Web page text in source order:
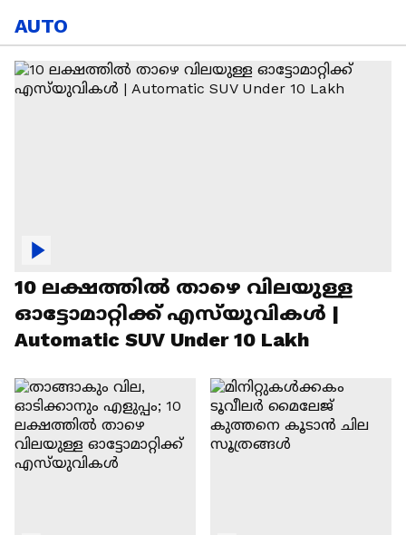
AUTO
10 ലക്ഷത്തിൽ താഴെ വിലയുള്ള
ഓട്ടോമാറ്റിക്ക് എസ്‍യുവികൾ |
Automatic SUV Under 10 Lakh